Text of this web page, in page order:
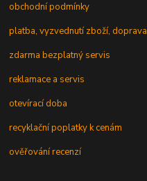
obchodní podmínky
platba, vyzvednutí zboží, doprava
zdarma bezplatný servis
reklamace a servis
otevírací doba
recyklační poplatky k cenám
ověřování recenzí